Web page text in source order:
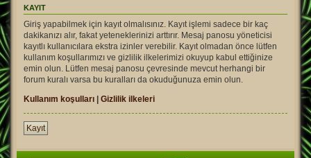
KAYIT
Giriş yapabilmek için kayıt olmalısınız. Kayıt işlemi sadece bir kaç
dakikanızı alır, fakat yeteneklerinizi arttırır. Mesaj panosu yöneticisi
kayıtlı kullanıcılara ekstra izinler verebilir. Kayıt olmadan önce lütfen
kullanım koşullarımızı ve gizlilik ilkelerimizi okuyup kabul ettiğinize
emin olun. Lütfen mesaj panosu çevresinde mevcut herhangi bir
forum kuralı varsa bu kuralları da okuduğunuza emin olun.
Kullanım koşulları | Gizlilik ilkeleri
Kayıt